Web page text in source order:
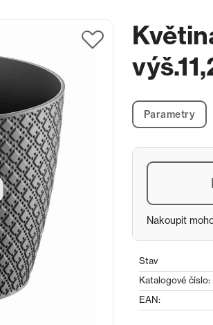
Parametry
Nakoupit
Stav
Katalogové číslo:
EAN: